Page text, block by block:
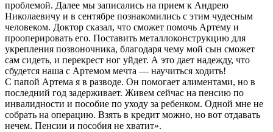
проблемой. Далее мы записались на прием к Андрею
Николаевичу и в сентябре познакомились с этим чудесным
человеком. Доктор сказал, что сможет помочь Артему и
прооперировать его. Поставить металлоконструкцию для
укрепления позвоночника, благодаря чему мой сын сможет
сам сидеть, и перекрест ног уйдет. А это дает надежду, что
сбудется наша с Артемом мечта — научиться ходить!
С папой Артема я в разводе. Он помогает алиментами, но в
последний год задерживает. Живем сейчас на пенсию по
инвалидности и пособие по уходу за ребенком. Одной мне не
собрать на операцию. Взять в кредит можно, но вот отдавать
нечем. Пенсии и пособия не хватит».